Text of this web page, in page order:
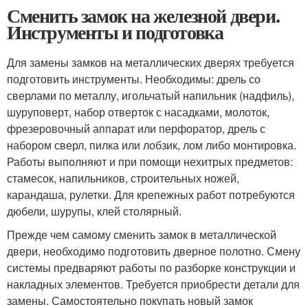
Сменить замок на железной двери.
Инструменты и подготовка
Для замены замков на металлических дверях требуется
подготовить инструменты. Необходимы: дрель со
сверлами по металлу, игольчатый напильник (надфиль),
шуруповерт, набор отверток с насадками, молоток,
фрезеровочный аппарат или перфоратор, дрель с
набором сверл, пилка или лобзик, лом либо монтировка.
Работы выполняют и при помощи нехитрых предметов:
стамесок, напильников, строительных ножей,
карандаша, рулетки. Для крепежных работ потребуются
дюбели, шурупы, клей столярный.
Прежде чем самому сменить замок в металлической
двери, необходимо подготовить дверное полотно. Смену
системы предваряют работы по разборке конструкции и
накладных элементов. Требуется приобрести детали для
замены. Самостоятельно покупать новый замок